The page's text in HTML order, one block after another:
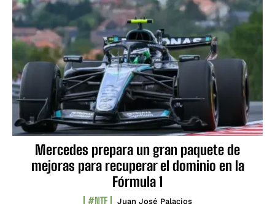
Mercedes prepara un gran paquete de
mejoras para recuperar el dominio en la
Fórmula 1
#NTF Juan José Palacios